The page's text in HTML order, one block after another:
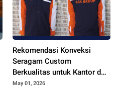
Rekomendasi Konveksi
Seragam Custom
Berkualitas untuk Kantor dan
Sekolah
May 01, 2026